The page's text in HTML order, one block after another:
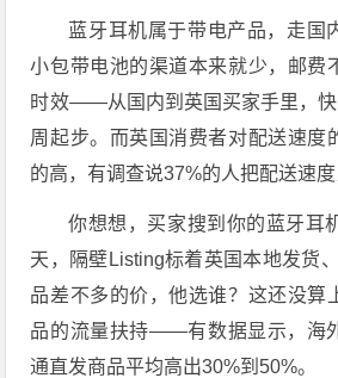
蓝牙耳机属于带电产品，走国
小包带电池的渠道本来就少，邮费
时效——从国内到英国买家手里，
周起步。而英国消费者对配送速度
的高，有调查说37%的人把配送速度
你想想，买家搜到你的蓝牙耳
天，隔壁Listing标着英国本地发货
品差不多的价，他选谁？这还没算
品的流量扶持——有数据显示，海
通直发商品平均高出30%到50%。